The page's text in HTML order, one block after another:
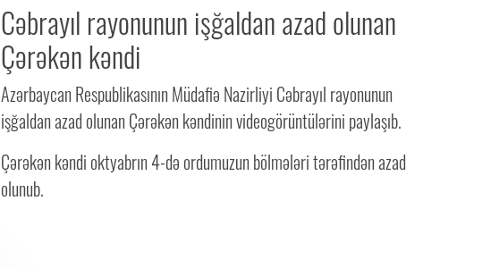
Cəbrayıl rayonunun işğaldan azad olunan
Çərəkən kəndi
Azərbaycan Respublikasının Müdafiə Nazirliyi Cəbrayıl rayonunun
işğaldan azad olunan Çərəkən kəndinin videogörüntülərini paylaşıb.
Çərəkən kəndi oktyabrın 4-də ordumuzun bölmələri tərəfindən azad
olunub.